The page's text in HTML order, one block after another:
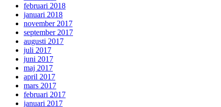
februari 2018
januari 2018
november 2017
september 2017
augusti 2017
juli 2017
juni 2017
maj 2017
april 2017
mars 2017
februari 2017
januari 2017